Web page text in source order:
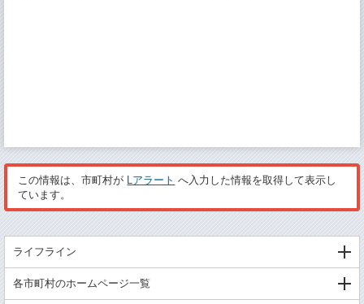
この情報は、市町村が Lアラート へ入力した情報を取得して表示し
ています。
ライフライン
各市町村のホームページ一覧